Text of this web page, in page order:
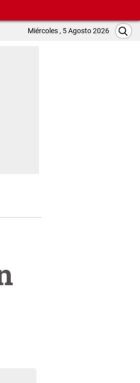
Miércoles , 5 Agosto 2026